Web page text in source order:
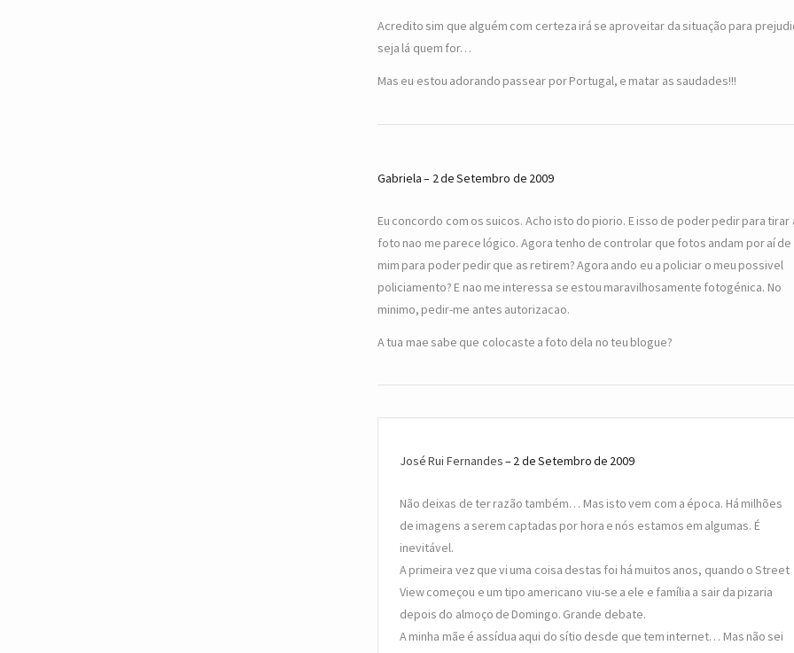
Acredito sim que alguém com certeza irá se aproveitar da situação para
seja lá quem for…
Mas eu estou adorando passear por Portugal, e matar as saudades!!!
Gabriela 2 de Setembro de 2009
Eu concordo com os suicos. Acho isto do piorio. E isso de poder pedir para tirar
foto nao me parece lógico. Agora tenho de controlar que fotos andam por aí de
mim para poder pedir que as retirem? Agora ando eu a policiar o meu possivel
policiamento? E nao me interessa se estou maravilhosamente fotogénica. No
minimo, pedir-me antes autorizacao.
A tua mae sabe que colocaste a foto dela no teu blogue?
José Rui Fernandes 2 de Setembro de 2009
Não deixas de ter razão também… Mas isto vem com a época. Há milhões
de imagens a serem captadas por hora e nós estamos em algumas. É
inevitável.
A primeira vez que vi uma coisa destas foi há muitos anos, quando o Street
View começou e um tipo americano viu-se a ele e família a sair da pizaria
depois do almoço de Domingo. Grande debate.
A minha mãe é assídua aqui do sítio desde que tem internet… Mas não sei